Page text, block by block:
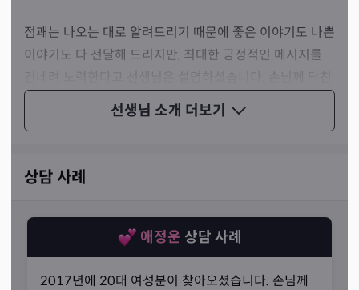
선생님 소개 더보기
점괘는 나오는 대로 알려드리기 때문에 좋은 이야기도 나쁜
이야기도 다 전달해 드리지만, 최대한 긍정적인 메시지를
위기와 가지고 있으신 고민을 시원하게 해결해드리겠다고
상담 사례
애정운 상담 사례
2017년에 20대 여성분이 찾아오셨습니다. 손님께